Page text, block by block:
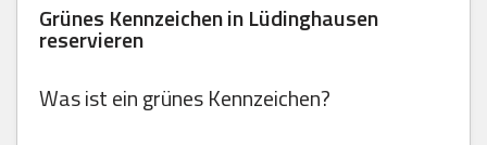
Grünes Kennzeichen in Lüdinghausen
reservieren
Was ist ein grünes Kennzeichen?